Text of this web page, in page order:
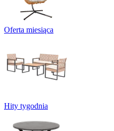
Oferta miesiąca
Hity tygodnia